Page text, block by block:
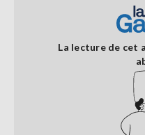
La lecture de cet